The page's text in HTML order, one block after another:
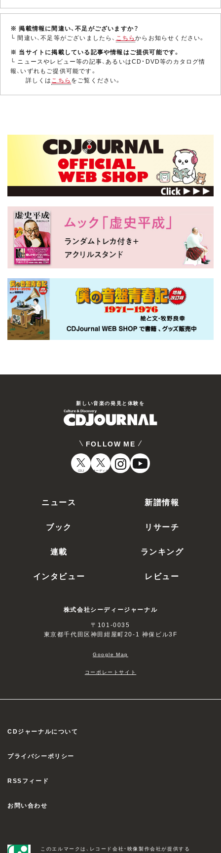
トム・ケイ
ビヴァリー・ボナー
ロバート・ボーゲル
ダイアナ・ブローネ
フリークスで狂気の行動をとる兄と、ノーマ
ルな肉体を持つがゆえに兄の奇行を悩む弟
の姿を描いたカルト・ホラーの第3弾。フリ
ークスに理解ある医者の手によって兄弟は
旅立つのだが……。…
バスケットケース [Blu-ray]
KIXF-1554 2,750円（税込）2023/08/09
フリークスで狂気の行動をとる兄と、ノーマ
ルな肉体を持つがゆえに兄の奇行を悩む弟
の姿を描いたカルト・ホラーの第3弾。フリ
ークスに理解ある医者の手によって兄弟は
旅立つのだが……。…
バスケットケース [Blu-ray]
発売
80年代を代表するカルト・ホラー。シャム双
生児の弟ドゥエインと、バスケットケースに
収まる異形の兄ベリアルは、自分たちを無理
やり切り離した医師たちに復讐を続けてい
たが……。…
バスケットケース2 [Blu-ray]
KIXF-1330 2,750円（税込）2022/08/10
フリークスで狂気の行動をとる兄と、ノーマ
は『ブレインダメージ』のフランク・ヘネン
ロッター。…
バスケットケース3 [Blu-ray]
KIXF-1331 2,750円（税込）
ルな肉体を持つがゆえに兄の奇行を悩む弟
の姿を描いたカルト・ホラーの第3弾。フリ
旅立つのだが……。…
KIXF-1097 2,750円（税込）2021/08/04
生児の弟ドゥエインと、バスケットケースに
収まる異形の兄ベリアルは、自分たちを無理
やり切り離した医師たちに復讐を続けてい
バスケットケース2 [Blu-ray]
KIXF-1098 2,750円（税込）
ルな肉体を持つがゆえに兄の奇行を悩む弟
の姿を描いたカルト・ホラーの第2弾。監督
ロッター。…
※ 掲載情報に間違い、不足がございますか？
└ 間違い、不足等がございましたら、 こちらからお知らせください。
※ 当サイトに掲載している記事や情報はご提供可能です。
└ ニュースやレビュー等の記事、あるいはCD・DVD等のカタログ情
報、いずれもご提供可能です。
詳しくはこちら をご覧ください。
新しい⾳楽の発⾒と体験を
FOLLOW ME
CDJ オーディオ
ニュース 新譜情報
ブック リサーチ
連載 ランキング
インタビュー レビュー
株式会社シーディージャーナル
〒101-0035
東京都千代田区神田紺屋町20-1 神保ビル3F
Google Map
コーポレートサイト
CDジャーナルについて
プライバシーポリシー
RSSフィード
お問い合わせ
このエルマークは、レコード会社・映像製作会社が提供する